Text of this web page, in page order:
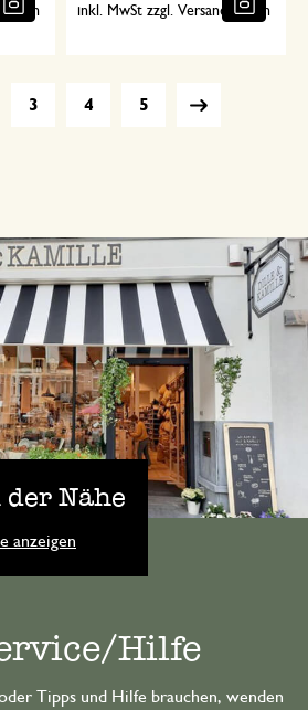
inkl. MwSt zzgl. Versandkosten
3 4 5
Nähe
anzeigen
Hilfe
Tipps und Hilfe brauchen, wenden